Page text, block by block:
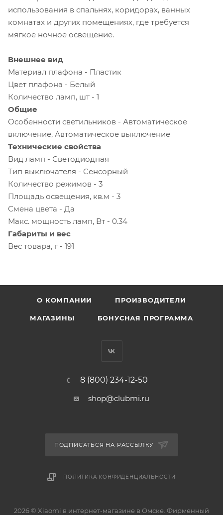
использования в спальнях, коридорах, ванных
комнатах и других помещениях, где требуется
мягкое ночное освещение.
Внешнее вид
Материал плафона - Пластик
Цвет плафона - Белый
Количество ламп, шт - 1
Общие
Особенности светильников - Автоматическое
включение, Автоматическое выключение
Технические свойства
Вид ламп - Светодиодная
Тип выключателя - Сенсорный
Количество режимов - 3
Площадь освещения, кв.м - 3
Смена цвета - Да
Макс. мощность ламп, Вт - 0.34
Габариты и вес
Вес товара, г - 191
О КОМПАНИИ ПРОИЗВОДИТЕЛИ
МАГАЗИНЫ БОНУСНАЯ ПРОГРАММА
8 (800) 234-12-50
shop@clubmi.ru
ПОДПИСАТЬСЯ НА РАССЫЛКУ
ПОЛИТИКА КОНФИДЕНЦИАЛЬНОСТИ
2026 © Xiaomi в интернет-магазине в Омске. Фирменный